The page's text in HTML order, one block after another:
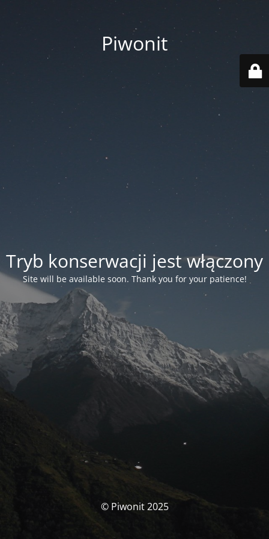
Piwonit
Tryb konserwacji jest włączony
Site will be available soon. Thank you for your patience!
© Piwonit 2025